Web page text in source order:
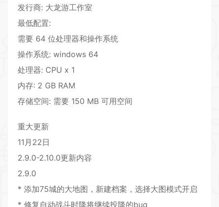
发行商: 大龙游工作室
最低配置:
需要 64 位处理器和操作系统
操作系统: windows 64
处理器: CPU x 1
内存: 2 GB RAM
存储空间: 需要 150 MB 可用空间
重大更新
11月22日
2.9.0-2.10.0更新内容
2.9.0
* 添加75城的大地图，新建档案，选择大图模式开启
* 修复自动战斗时降将继续投降的bug